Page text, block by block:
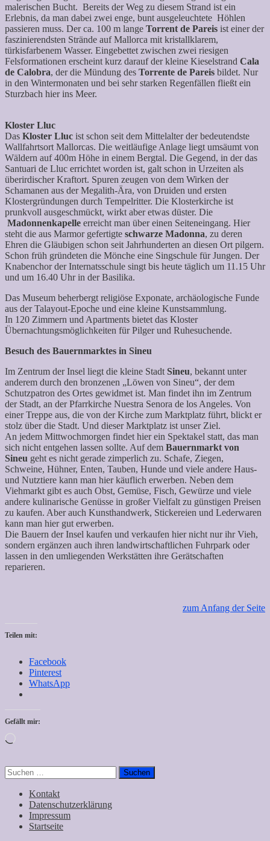
malerischen Bucht. Bereits der Weg zu diesem Strand ist ein
Erlebnis, da man dabei zwei enge, bunt ausgeleuchtete Höhlen
passieren muss. Der ca. 100 m lange Torrent de Pareis ist einer der
faszinierendsten Strände auf Mallorca mit kristallklarem,
türkisfarbenem Wasser. Eingebettet zwischen zwei riesigen
Felsformationen erscheint kurz darauf der kleine Kieselstrand Cala
de Calobra, der die Mündung des Torrente de Pareis bildet. Nur
in den Wintermonaten und bei sehr starken Regenfällen fließt ein
Sturzbach hier ins Meer.
Kloster Lluc
Das Kloster Lluc ist schon seit dem Mittelalter der bedeutendste
Wallfahrtsort Mallorcas. Die weitläufige Anlage liegt umsäumt von
Wäldern auf 400m Höhe in einem Bergtal. Die Gegend, in der das
Santuari de Lluc errichtet worden ist, galt schon in Urzeiten als
überirdischer Kraftort. Spuren zeugen von dem Wirken der
Schamanen aus der Megalith-Ära, von Druiden und ersten
Klostergründungen durch Tempelritter. Die Klosterkirche ist
prunkvoll ausgeschmückt, wirkt aber etwas düster. Die
Madonnenkapelle erreicht man über einen Seiteneingang. Hier
steht die aus Marmor gefertigte schwarze Madonna, zu deren
Ehren die Gläubigen schon seit Jahrhunderten an diesen Ort pilgern.
Schon früh gründeten die Mönche eine Singschule für Jungen. Der
Knabenchor der Internatsschule singt bis heute täglich um 11.15 Uhr
und um 16.40 Uhr in der Basilika.
Das Museum beherbergt religiöse Exponate, archäologische Funde
aus der Talayout-Epoche und eine kleine Kunstsammlung.
In 120 Zimmern und Apartments bietet das Kloster
Übernachtungsmöglichkeiten für Pilger und Ruhesuchende.
Besuch des Bauernmarktes in Sineu
Im Zentrum der Insel liegt die kleine Stadt Sineu, bekannt unter
anderem durch den bronzenen „Löwen von Sineu“, der dem
Schutzpatron des Ortes gewidmet ist. Man findet ihn im Zentrum
der Stadt, an der Pfarrkirche Nuestra Senora de los Angeles. Von
einer Treppe aus, die von der Kirche zum Marktplatz führt, blickt er
stolz über die Stadt. Und dieser Marktplatz ist unser Ziel.
An jedem Mittwochmorgen findet hier ein Spektakel statt, das man
sich nicht entgehen lassen sollte. Auf dem Bauernmarkt von
Sineu geht es nicht gerade zimperlich zu. Schafe, Ziegen,
Schweine, Hühner, Enten, Tauben, Hunde und viele andere Haus-
und Nutztiere kann man hier käuflich erwerben. Neben dem
Viehmarkt gibt es auch Obst, Gemüse, Fisch, Gewürze und viele
andere kulinarische Genüsse in großer Vielfalt zu günstigen Preisen
zu kaufen. Aber auch Kunsthandwerk, Stickereien und Lederwaren
kann man hier gut erwerben.
Die Bauern der Insel kaufen und verkaufen hier nicht nur ihr Vieh,
sondern ergänzen auch ihren landwirtschaftlichen Fuhrpark oder
lassen in den umliegenden Werkstätten ihre Gerätschaften
reparieren.
zum Anfang der Seite
Teilen mit:
Facebook
Pinterest
WhatsApp
Gefällt mir:
Suchen
nach:
Kontakt
Datenschutzerklärung
Impressum
Startseite